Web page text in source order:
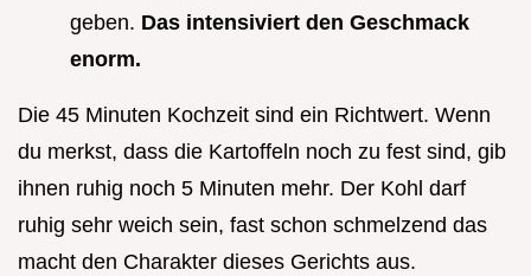
geben. Das intensiviert den Geschmack
enorm.
Die 45 Minuten Kochzeit sind ein Richtwert. Wenn
du merkst, dass die Kartoffeln noch zu fest sind, gib
ihnen ruhig noch 5 Minuten mehr. Der Kohl darf
ruhig sehr weich sein, fast schon schmelzend das
macht den Charakter dieses Gerichts aus.